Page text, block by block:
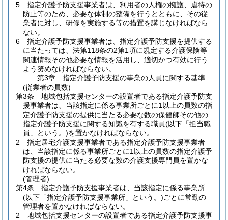
5
指定介護予防支援事業者は、利用者の人権の擁護、虐待の
防止等のため、必要な体制の整備を行うとともに、その従
業者に対し、研修を実施する等の措置を講じなければなら
ない。
6
指定介護予防支援事業者は、指定介護予防支援を提供する
に当たっては、法第118条の2第1項に規定する介護保険等
関連情報その他必要な情報を活用し、適切かつ有効に行う
よう努めなければならない。
第3章
指定介護予防支援の事業の人員に関する基準
(従業者の員数)
第3条
地域包括支援センターの設置者である指定介護予防支
援事業者は、当該指定に係る事業所ごとに1以上の員数の指
定介護予防支援の提供に当たる必要な数の保健師その他の
指定介護予防支援に関する知識を有する職員(以下「担当職
員」という。)を置かなければならない。
2
指定居宅介護支援事業者である指定介護予防支援事業者
は、当該指定に係る事業所ごとに1以上の員数の指定介護予
防支援の提供に当たる必要な数の介護支援専門員を置かな
ければならない。
(管理者)
第4条
指定介護予防支援事業者は、当該指定に係る事業所
(以下「指定介護予防支援事業所」という。)ごとに常勤の
管理者を置かなければならない。
2
地域包括支援センターの設置者である指定介護予防支援事